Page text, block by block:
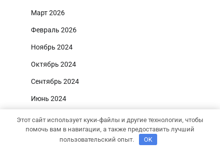
Март 2026
Февраль 2026
Ноябрь 2024
Октябрь 2024
Сентябрь 2024
Июнь 2024
Май 2024
Апрель 2024
Этот сайт использует куки-файлы и другие технологии, чтобы
помочь вам в навигации, а также предоставить лучший
пользовательский опыт.
OK